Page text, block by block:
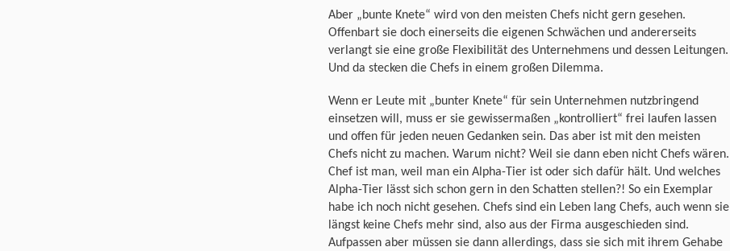
Aber „bunte Knete“ wird von den meisten Chefs nicht gern gesehen.
Offenbart sie doch einerseits die eigenen Schwächen und andererseits
verlangt sie eine große Flexibilität des Unternehmens und dessen Leitungen.
Und da stecken die Chefs in einem großen Dilemma.
Wenn er Leute mit „bunter Knete“ für sein Unternehmen nutzbringend
einsetzen will, muss er sie gewissermaßen „kontrolliert“ frei laufen lassen
und offen für jeden neuen Gedanken sein. Das aber ist mit den meisten
Chefs nicht zu machen. Warum nicht? Weil sie dann eben nicht Chefs wären.
Chef ist man, weil man ein Alpha-Tier ist oder sich dafür hält. Und welches
Alpha-Tier lässt sich schon gern in den Schatten stellen?! So ein Exemplar
habe ich noch nicht gesehen. Chefs sind ein Leben lang Chefs, auch wenn sie
längst keine Chefs mehr sind, also aus der Firma ausgeschieden sind.
Aufpassen aber müssen sie dann allerdings, dass sie sich mit ihrem Gehabe